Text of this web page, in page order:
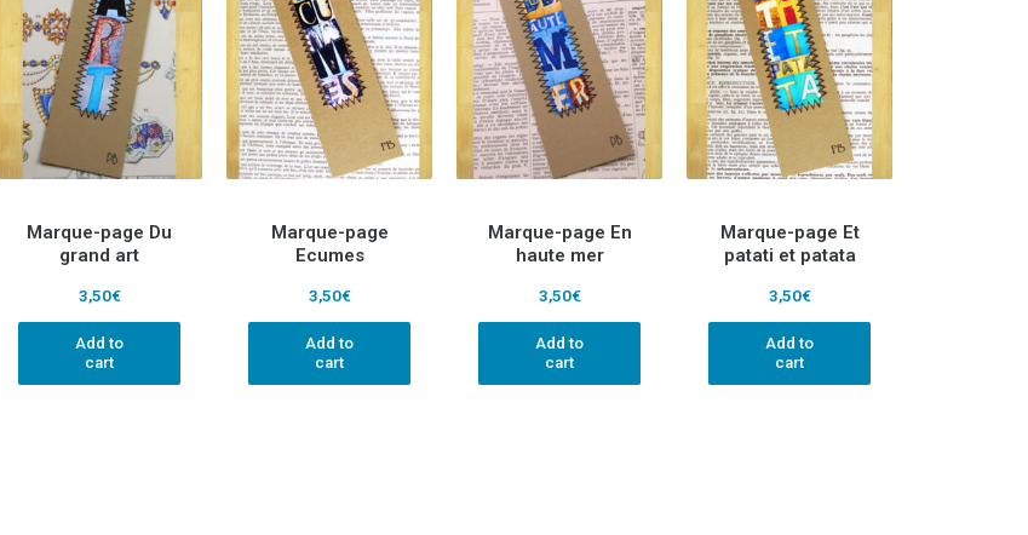
Marque-page Du
grand art
3,50€
Add to
cart
Marque-page
Ecumes
3,50€
Add to
cart
Marque-page En
haute mer
3,50€
Add to
cart
Marque-page Et
patati et patata
3,50€
Add to
cart